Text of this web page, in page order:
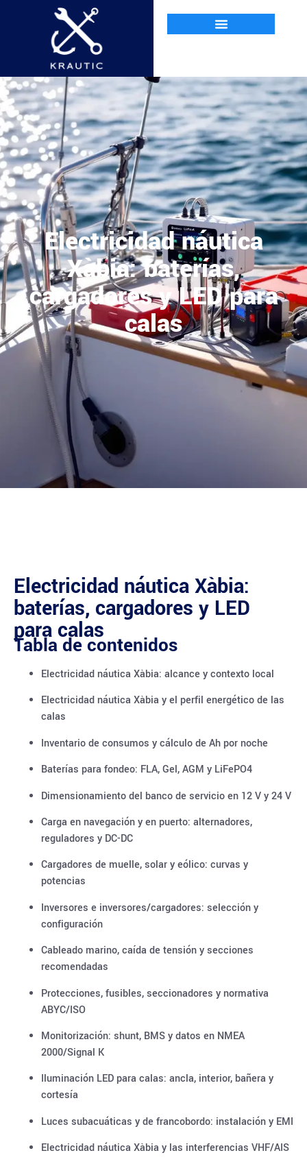
Electricidad náutica
Xàbia: baterías,
cargadores y LED para
calas
Electricidad náutica Xàbia:
baterías, cargadores y LED
para calas
Tabla de contenidos
Electricidad náutica Xàbia: alcance y contexto local
Electricidad náutica Xàbia y el perfil energético de las
calas
Inventario de consumos y cálculo de Ah por noche
Baterías para fondeo: FLA, Gel, AGM y LiFePO4
Dimensionamiento del banco de servicio en 12 V y 24 V
Carga en navegación y en puerto: alternadores,
reguladores y DC-DC
Cargadores de muelle, solar y eólico: curvas y
potencias
Inversores e inversores/cargadores: selección y
configuración
Cableado marino, caída de tensión y secciones
recomendadas
Protecciones, fusibles, seccionadores y normativa
ABYC/ISO
Monitorización: shunt, BMS y datos en NMEA
2000/Signal K
Iluminación LED para calas: ancla, interior, bañera y
cortesía
Luces subacuáticas y de francobordo: instalación y EMI
Electricidad náutica Xàbia y las interferencias VHF/AIS